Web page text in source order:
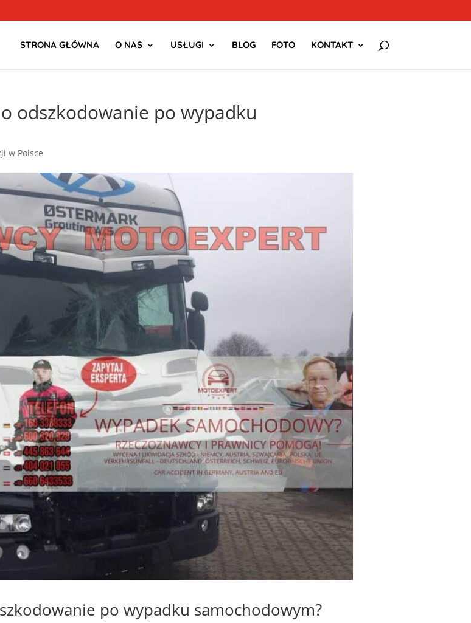
STRONA GŁÓWNA O NAS USŁUGI BLOG FOTO KONTAKT
odszkodowanie po wypadku
w Polsce
po wypadku samochodowym?